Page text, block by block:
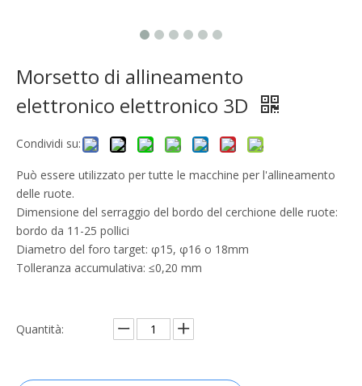
Morsetto di allineamento
elettronico elettronico 3D
Condividi su:
Può essere utilizzato per tutte le macchine per l'allineamento
delle ruote.
Dimensione del serraggio del bordo del cerchione delle ruote:
bordo da 11-25 pollici
Diametro del foro target: φ15, φ16 o 18mm
Tolleranza accumulativa: ≤0,20 mm
Quantità: